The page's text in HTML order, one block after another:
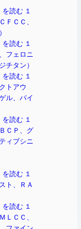
を読む １
ＦＣＣ、
を読む １
フェロニ
チタン）
を読む １
トアウ
ル、パイ
を読む １
ＣＰ、グ
ィブシニ
を読む １
ト、ＲＡ
を読む １
ＬＣＣ、